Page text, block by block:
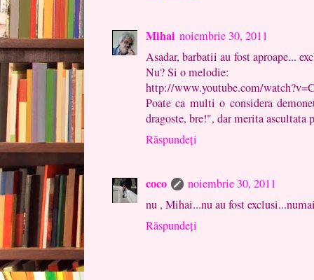
Mihai noiembrie 30, 2011
Asadar, barbatii au fost aproape...
Nu? Si o melodie:
http://www.youtube.com/
Poate ca multi o considera
dragoste, bre!", dar merita ascultata
Răspundeți
coco
noiembrie 30, 2011
nu , Mihai...nu au fost
Răspundeți